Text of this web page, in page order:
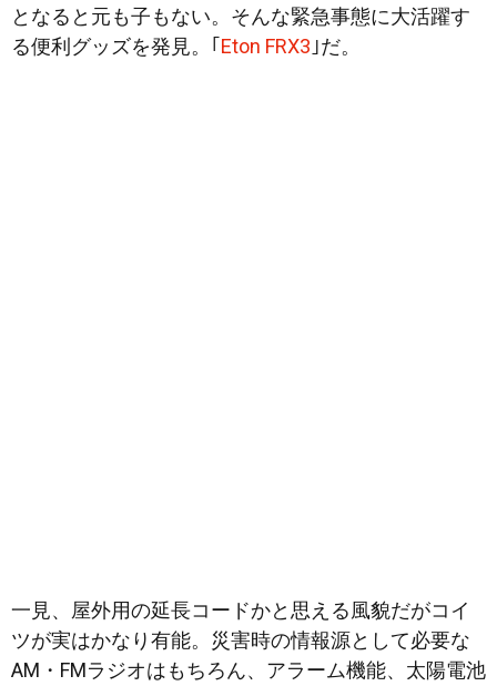
となると元も子もない。そんな緊急事態に大活躍す
る便利グッズを発見。｢ Eton FRX3 ｣だ。
一見、屋外用の延長コードかと思える風貌だがコイ
ツが実はかなり有能。災害時の情報源として必要な
AM・FMラジオはもちろん、アラーム機能、太陽電池